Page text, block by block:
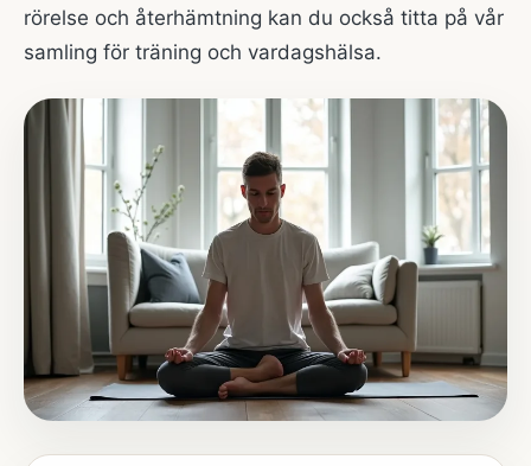
rörelse och återhämtning kan du också titta på vår
samling för träning och vardagshälsa.